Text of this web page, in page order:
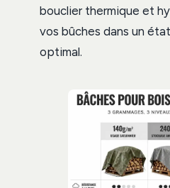
bouclier thermique et
vos bûches dans un
optimal.